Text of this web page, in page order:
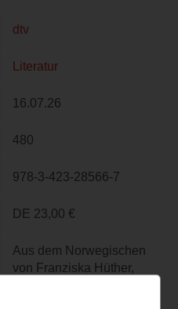
dtv
Literatur
16.07.26
480
978-3-423-28566-7
DE 23,00 €
Aus dem Norwegischen
von Franziska Hüther,